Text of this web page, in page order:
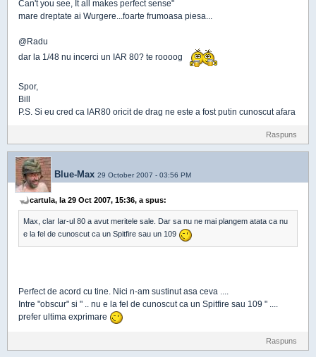
Can't you see, It all makes perfect sense"
mare dreptate ai Wurgere...foarte frumoasa piesa...
@Radu
dar la 1/48 nu incerci un IAR 80? te roooog
Spor,
Bill
P.S. Si eu cred ca IAR80 oricit de drag ne este a fost putin cunoscut afara
Raspuns
Blue-Max 29 October 2007 - 03:56 PM
cartula, la 29 Oct 2007, 15:36, a spus:
Max, clar Iar-ul 80 a avut meritele sale. Dar sa nu ne mai plangem atata ca nu
e la fel de cunoscut ca un Spitfire sau un 109
Perfect de acord cu tine. Nici n-am sustinut asa ceva ....
Intre "obscur" si " .. nu e la fel de cunoscut ca un Spitfire sau 109 " ....
prefer ultima exprimare
Raspuns